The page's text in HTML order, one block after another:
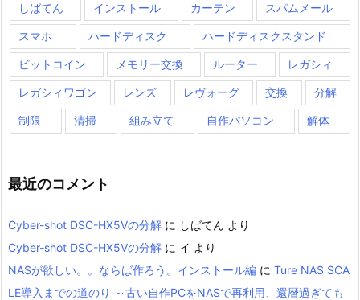
しばてん
インストール カーテン スパムメール
スマホ ハードディスク ハードディスクスタンド
ビットコイン メモリー交換 ルーター レガシィ
レガシィワゴン レンズ レヴォーグ 交換 分解
制限 清掃 組み立て 自作パソコン 解体
最近のコメント
Cyber-shot DSC-HX5Vの分解 に しばてん より
Cyber-shot DSC-HX5Vの分解 に イ より
NASが欲しい。。ならば作ろう。インストール編 に Ture NAS SCA
LE導入までの道のり ～古い自作PCをNASで再利用、還暦過ぎても